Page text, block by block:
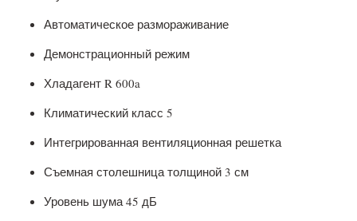
Автоматическое размораживание
Демонстрационный режим
Хладагент R 600a
Климатический класс 5
Интегрированная вентиляционная решетка
Съемная столешница толщиной 3 см
Уровень шума 45 дБ